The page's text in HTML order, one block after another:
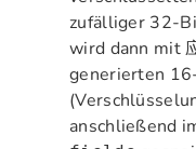
zufälliger 32-
wird dann mit
generierten
anschließend